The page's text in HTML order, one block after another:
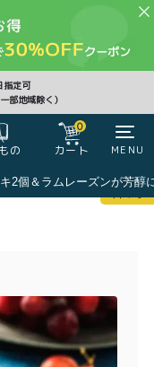
指定可
部地域除く）
の
0
カート MENU
CLOSE
0
2個＆ラムレーズンが芳